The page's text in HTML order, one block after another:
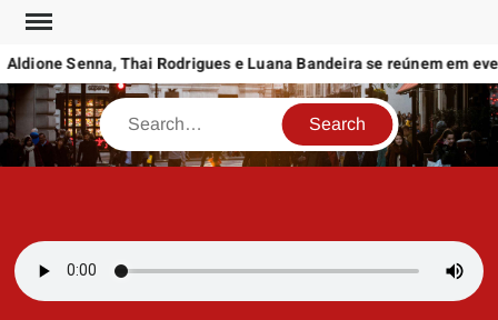
Skip
contentSenna, Thai Rodrigues e Luana Bandeira se reúnem em
Search